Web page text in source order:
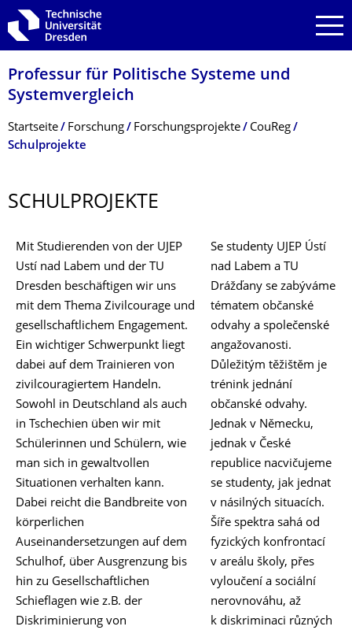
Zur Hauptnavigation springen
Zur Suche springen
Zum Inhalt springen
Professur für Politische Systeme und
Systemvergleich
Breadcrumb-Menü
Startseite Forschung Forschungsprojekte
CouReg
Schulprojekte
SCHULPROJEKTE
Mit Studierenden von der UJEP
Ustí nad Labem und der TU
Dresden beschäftigen wir uns
mit dem Thema Zivilcourage und
gesellschaftlichem Engagement.
Ein wichtiger Schwerpunkt liegt
dabei auf dem Trainieren von
zivilcouragiertem Handeln.
Sowohl in Deutschland als auch
in Tschechien üben wir mit
Schülerinnen und Schülern, wie
man sich in gewaltvollen
Situationen verhalten kann.
Dabei reicht die Bandbreite von
körperlichen
Auseinandersetzungen auf dem
Schulhof, über Ausgrenzung bis
hin zu Gesellschaftlichen
Schieflagen wie z.B. der
Diskriminierung von
Se studenty UJEP Ústí
nad Labem a TU
Drážďany se zabýváme
tématem občanské
odvahy a společenské
angažovanosti.
Důležitým těžištěm je
trénink jednání
občanské odvahy.
Jednak v Německu,
jednak v České
republice nacvičujeme
se studenty, jak jednat
v násilných situacích.
Šíře spektra sahá od
fyzických konfrontací
v areálu školy, přes
vyloučení a sociální
nerovnováhu, až
k diskriminaci různých